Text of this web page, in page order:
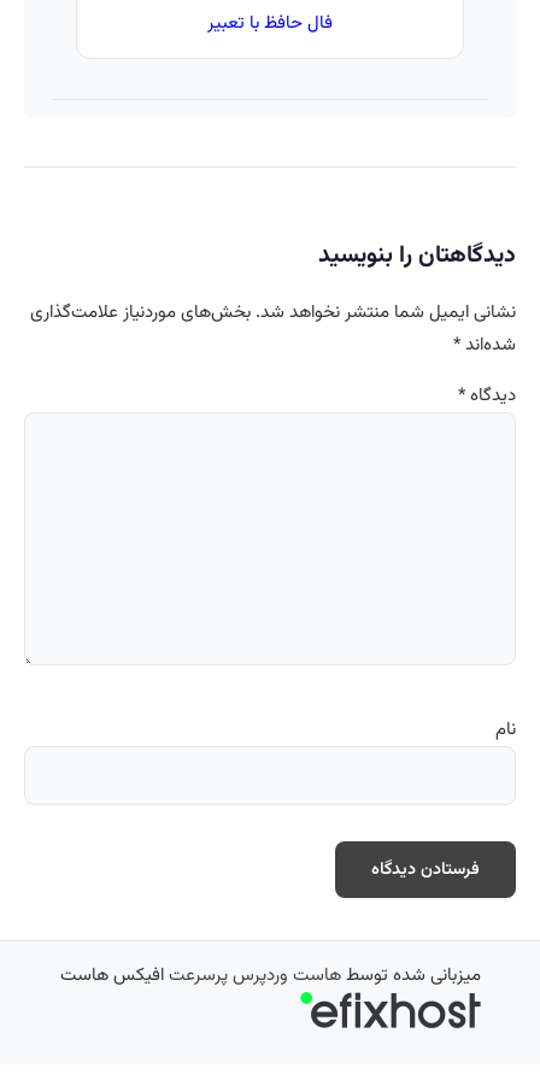
فال حافظ با تعبیر
دیدگاهتان را بنویسید
نشانی ایمیل شما منتشر نخواهد شد. بخش‌های موردنیاز علامت‌گذاری
شده‌اند*
دیدگاه*
نام
میزبانی شده توسطهاست وردپرس پرسرعتافیکس هاست